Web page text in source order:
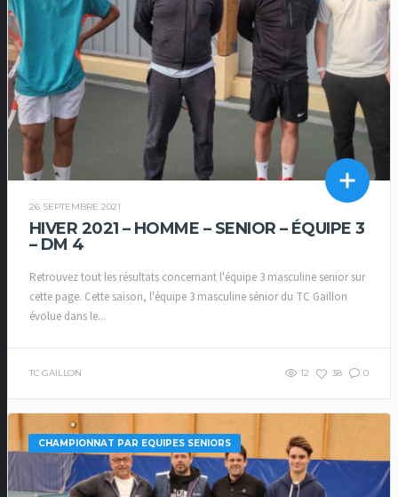
26 SEPTEMBRE 2021
HIVER 2021 – HOMME – SENIOR – ÉQUIPE 3
– DM 4
Retrouvez tout les résultats concernant l'équipe 3 masculine senior sur
cette page. Cette saison, l'équipe 3 masculine sénior du TC Gaillon
évolue dans le...
TC GAILLON 12 38 0
CHAMPIONNAT PAR EQUIPES SENIORS